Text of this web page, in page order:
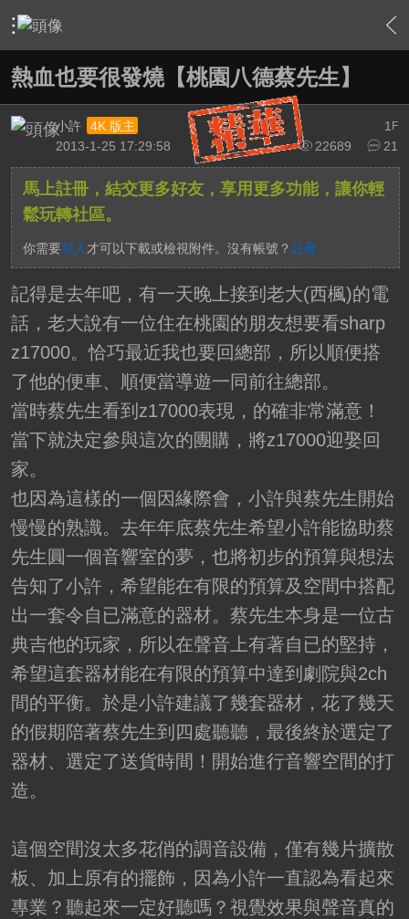
› 家庭劇院 › HD.Club 精研家訪特搜隊 › 內容
熱血也要很發燒【桃園八德蔡先生】
1 F
小許
4K 版主
22689
21
2013-1-25 17:29:58
馬上註冊，結交更多好友，享用更多功能，讓你輕
鬆玩轉社區。
你需要登入 才可以下載或檢視附件。沒有帳號？ 註冊
記得是去年吧，有一天晚上接到老大(西楓)的電
話，老大說有一位住在桃園的朋友想要看sharp
z17000。恰巧最近我也要回總部，所以順便搭
了他的便車、順便當導遊一同前往總部。
當時蔡先生看到z17000表現，的確非常滿意！
當下就決定參與這次的團購，將z17000迎娶回
家。
也因為這樣的一個因緣際會，小許與蔡先生開始
慢慢的熟識。去年年底蔡先生希望小許能協助蔡
先生圓一個音響室的夢，也將初步的預算與想法
告知了小許，希望能在有限的預算及空間中搭配
出一套令自已滿意的器材。蔡先生本身是一位古
典吉他的玩家，所以在聲音上有著自已的堅持，
希望這套器材能在有限的預算中達到劇院與2ch
間的平衡。於是小許建議了幾套器材，花了幾天
的假期陪著蔡先生到四處聽聽，最後終於選定了
器材、選定了送貨時間！開始進行音響空間的打
造。
這個空間沒太多花俏的調音設備，僅有幾片擴散
板、加上原有的擺飾，因為小許一直認為看起來
專業？聽起來一定好聽嗎？視覺效果與聲音真的